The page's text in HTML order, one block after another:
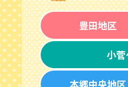
豊田地区
小